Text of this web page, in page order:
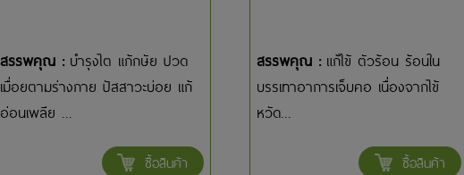
สรรพคุณ : บำรุงไต แก้กษัย ปวด
เมื่อยตามร่างกาย ปัสสาวะบ่อย แก้
อ่อนเพลีย ...
ซื้อสินค้า
สรรพคุณ : แก้ไข้ ตัวร้อน ร้อนใน
บรรเทาอาการเจ็บคอ เนื่องจากไข้
หวัด...
ซื้อสินค้า